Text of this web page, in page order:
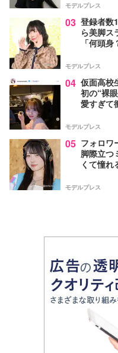
モデルプレス
03 登録者数
ら美脚ス
「何頭
モデルプレス
04 仮面高校
初の“裸
愛すぎて
モデルプレス
05 フォロワ
脚際立つ
くて憧れ
モデルプレス